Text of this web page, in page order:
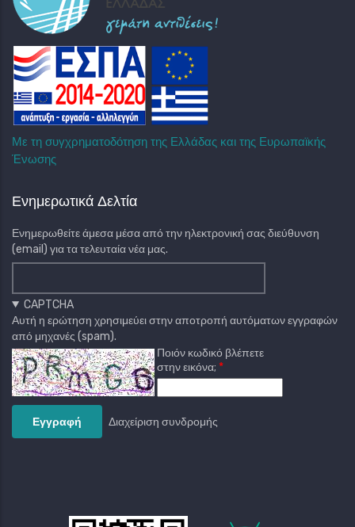
Με τη συγχρηματοδότηση της Ελλάδας και της Ευρωπαϊκής
Ένωσης
Ενημερωτικά Δελτία
Ενημερωθείτε άμεσα μέσα από την ηλεκτρονική σας διεύθυνση
(email) για τα τελευταία νέα μας.
CAPTCHA
Αυτή η ερώτηση χρησιμεύει στην αποτροπή αυτόματων εγγραφών
από μηχανές (spam).
Ποιόν κωδικό βλέπετε
στην εικόνα;
Διαχείριση συνδρομής